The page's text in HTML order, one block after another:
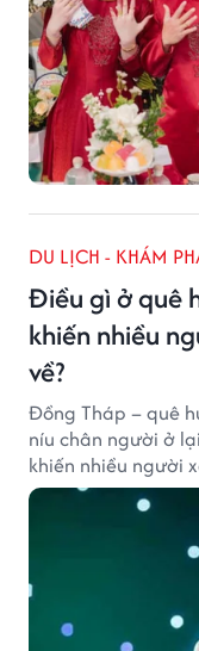
DU LỊCH - KHÁM
Điều gì ở quê
khiến nhiều
về?
Đồng Tháp – quê
níu chân người ở
khiến nhiều người
cảnh sắc, ẩm thực
nên sức hút rất